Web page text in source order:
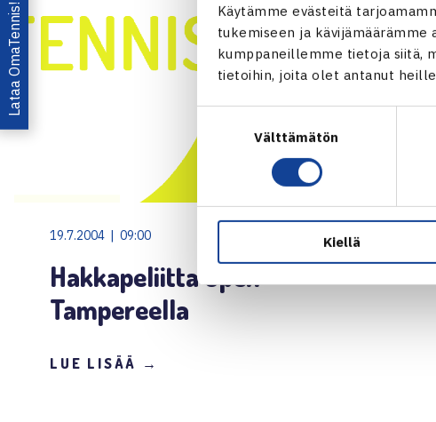
Käytämme evästeitä
tukemiseen ja kävijämäärämme
kumppaneillemme tietoja siitä,
tietoihin, joita olet antanut
valinta
Välttämätön
Kiellä
19.7.2004 | 09:00
Hakkapeliitta Open
Tampereella
LUE LISÄÄ →
Lataa OmaTennis!